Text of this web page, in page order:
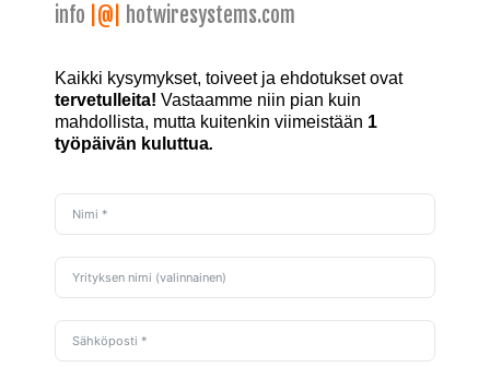
info |@| hotwiresystems.com
Kaikki kysymykset, toiveet ja ehdotukset ovat
tervetulleita! Vastaamme niin pian kuin
mahdollista, mutta kuitenkin viimeistään 1
työpäivän kuluttua.